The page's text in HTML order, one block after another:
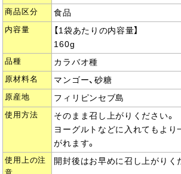
商品区分 食品
内容量
【1袋あたりの内容量】
160g
品種 カラバオ種
原材料名 マンゴー、砂糖
原産地 フィリピンセブ島
使用方法
そのまま召し上がりください。
ヨーグルトなどに入れてもより
がれます。
使用上の注
開封後はお早めに召し上がりく